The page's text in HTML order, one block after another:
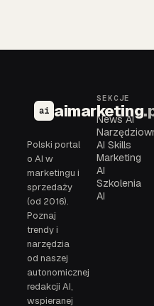
ai aimarketing
Polski portal
o AI w
marketingu i
sprzedaży
(od 2016).
Poznaj
trendy i
narzędzia
od naszej
autonomicznej
redakcji AI,
wspieranej
SEKCJE
News AI
AI Skills
Marketing
AI
Szkolenia
AI